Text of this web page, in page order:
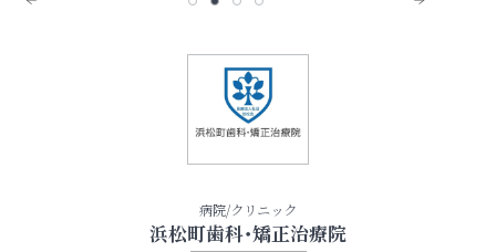
病院/クリニック
浜松町歯科･矯正治療院